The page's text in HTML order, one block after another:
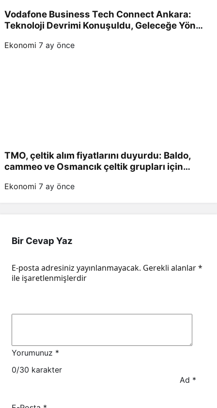
Vodafone Business Tech Connect Ankara:
Teknoloji Devrimi Konuşuldu, Geleceğe Yön
Ekonomi 7 ay önce
TMO, çeltik alım fiyatlarını duyurdu: Baldo,
cammeo ve Osmancık çeltik grupları için
Ekonomi 7 ay önce
Bir Cevap Yaz
E-posta adresiniz yayınlanmayacak. Gerekli alanlar*
ile işaretlenmişlerdir
Yorumunuz *
0/30 karakter
Ad *